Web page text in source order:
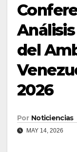
del
2026
Por Noticiencias
MAY 14, 2026